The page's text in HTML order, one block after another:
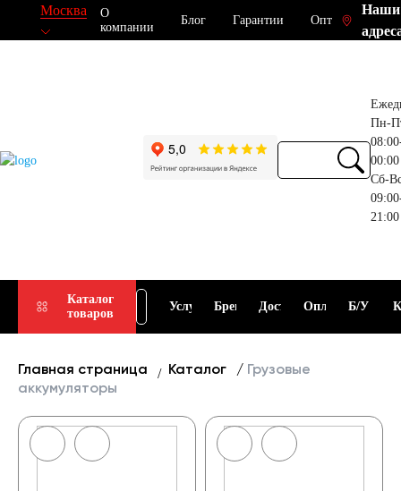
Москва
О
компании
Блог Гарантии Опт
Наши
Пн-
00:00
Сб-
21:00
Каталог
товаров
Подбор
АКБ
Услуги Бренды ДоставкаОплата Б/У
Главная страница Каталог
Грузовые
аккумуляторы